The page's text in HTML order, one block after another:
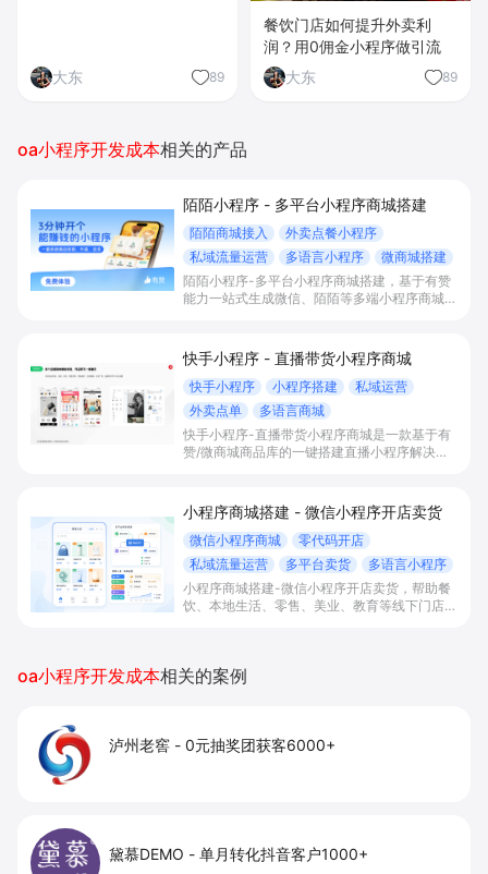
大东 89
餐饮门店如何提升外卖利
润？用0佣金小程序做引流
大东
89
oa小程序开发成本相关的产品
陌陌小程序 - 多平台小程序商城搭建
陌陌商城接入
外卖点餐小程序
私域流量运营
多语言小程序
微商城搭建
陌陌小程序-多平台小程序商城搭建，基于有赞
能力一站式生成微信、陌陌等多端小程序商城，
复购增长。
快手小程序 - 直播带货小程序商城
快手小程序 小程序搭建
私域运营
外卖点单
多语言商城
快手小程序-直播带货小程序商城是一款基于有
赞/微商城商品库的一键搭建直播小程序解决方
短下单路径、沉淀私域会员并提升转化与复购。
小程序商城搭建 - 微信小程序开店卖货
微信小程序商城
零代码开店
私域流量运营
多平台卖货
多语言小程序
小程序商城搭建-微信小程序开店卖货，帮助餐
饮、本地生活、零售、美业、教育等线下门店及
oa小程序开发成本相关的案例
泸州老窖 - 0元抽奖团获客6000+
黛慕DEMO - 单月转化抖音客户1000+